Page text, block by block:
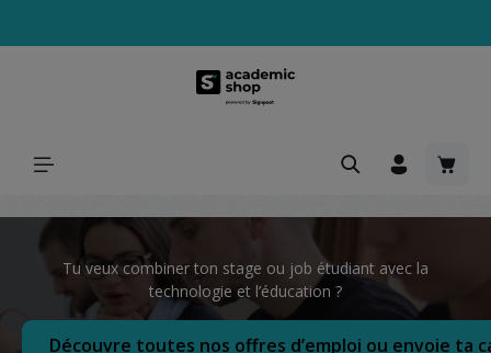
Le
​ Tu veux combiner ton stage ou job étudiant avec la
technologie et l’éducation ?​
Découvre toutes nos offres d’emploi ou envoie ta